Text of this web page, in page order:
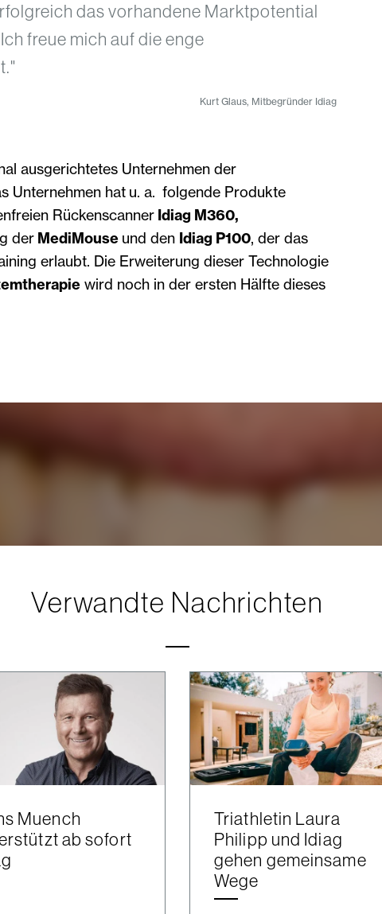
das vorhandene Marktpotential
freue mich auf die enge
Kurt Glaus, Mitbegründer Idiag
ausgerichtetes Unternehmen der
Unternehmen hat u. a. folgende Produkte
RückenscannerIdiag M360,
derMediMouseund den Idiag P100, der das
erlaubt. Die Erweiterung dieser Technologie
wird noch in der ersten Hälfte dieses
Verwandte Nachrichten
Muench
ab sofort
Triathletin Laura
Philipp und Idiag
gehen gemeinsame
Wege